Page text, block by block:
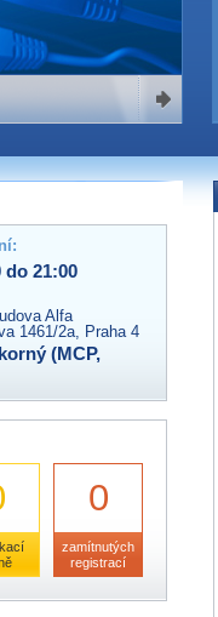
do 21:00
Alfa
1461/2a, Praha 4
(MCP,
0
zamítnutých
registrací